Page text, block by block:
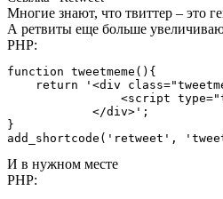
Многие знают, что твиттер – это
А ретвиты еще больше
PHP:
function tweetmeme(){
return '<div
<script
            </div>';
}
add_shortcode('retweet',
И в нужном месте
PHP: